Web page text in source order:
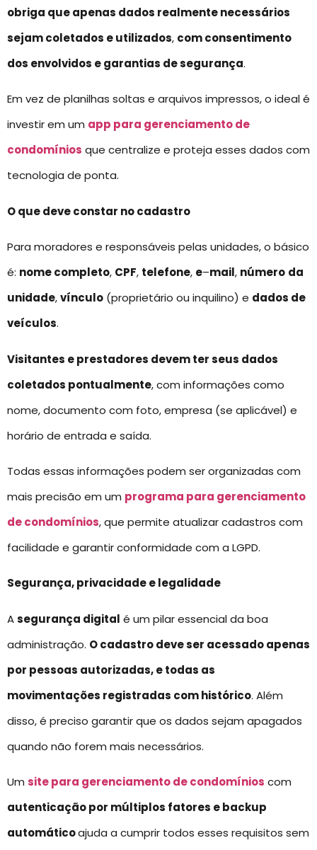
obriga que apenas dados realmente necessários
sejam coletados e utilizados, com consentimento
dos envolvidos e garantias de segurança.
Em vez de planilhas soltas e arquivos impressos, o ideal é
investir em um app para gerenciamento de
condomínios que centralize e proteja esses dados com
tecnologia de ponta.
O que deve constar no cadastro
Para moradores e responsáveis pelas unidades, o básico
é: nome completo, CPF, telefone, e–mail, número da
unidade,vínculo (proprietário ou inquilino) e dados de
veículos.
Visitantes e prestadores devem ter seus dados
coletados pontualmente, com informações como
nome, documento com foto, empresa (se aplicável) e
horário de entrada e saída.
Todas essas informações podem ser organizadas com
mais precisão em um programa para gerenciamento
de condomínios, que permite atualizar cadastros com
facilidade e garantir conformidade com a LGPD.
Segurança, privacidade e legalidade
Asegurança digital é um pilar essencial da boa
administração. O cadastro deve ser acessado apenas
por pessoas autorizadas, e todas as
movimentações registradas com histórico. Além
disso, é preciso garantir que os dados sejam apagados
quando não forem mais necessários.
Um site para gerenciamento de condomínios com
autenticação por múltiplos fatores e backup
automáticoajuda a cumprir todos esses requisitos sem